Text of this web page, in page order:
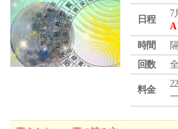
日程
7
A
時間
回数
料金